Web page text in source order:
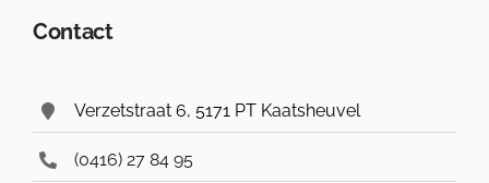
Contact
Verzetstraat 6, 5171 PT Kaatsheuvel
(0416) 27 84 95